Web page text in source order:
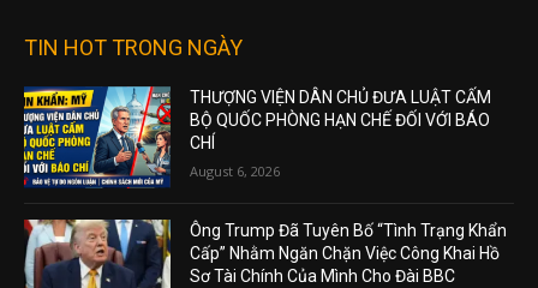
TIN HOT TRONG NGÀY
THƯỢNG VIỆN DÂN CHỦ ĐƯA LUẬT CẤM
BỘ QUỐC PHÒNG HẠN CHẾ ĐỐI VỚI BÁO
CHÍ
August 6, 2026
Ông Trump Đã Tuyên Bố “Tình Trạng Khẩn
Cấp” Nhằm Ngăn Chặn Việc Công Khai Hồ
Sơ Tài Chính Của Mình Cho Đài BBC